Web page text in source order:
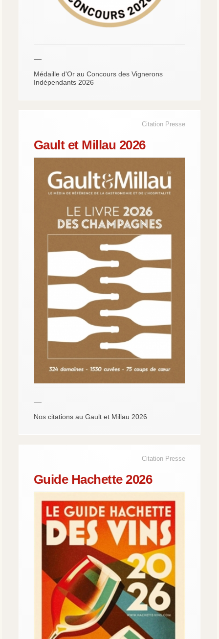
—
Médaille d'Or au Concours des Vignerons
Indépendants 2026
Citation Presse
Gault et Millau 2026
—
Nos citations au Gault et Millau 2026
Citation Presse
Guide Hachette 2026